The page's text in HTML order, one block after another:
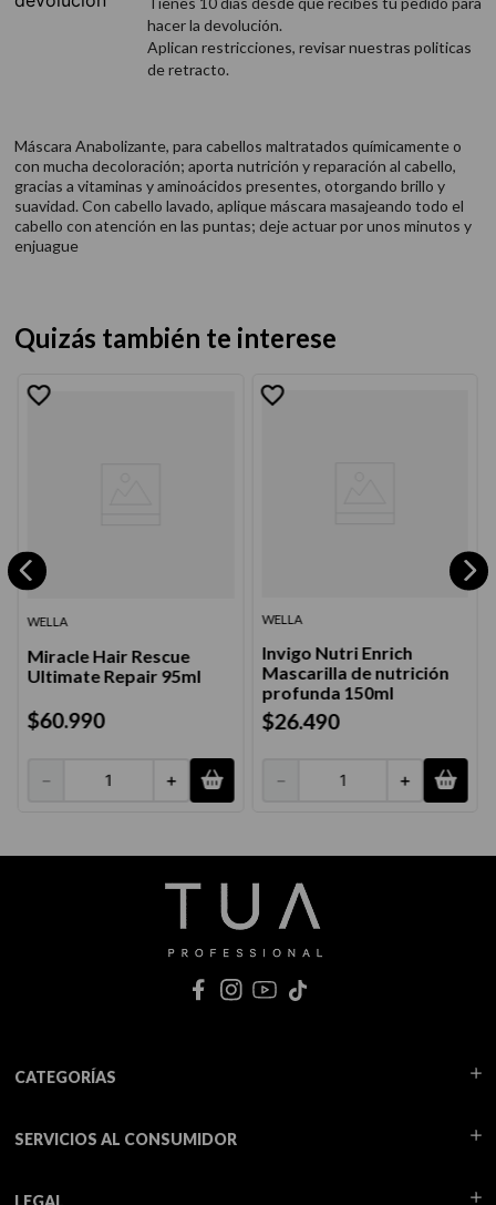
hacer la devolución.
Aplican restricciones, revisar nuestras politicas
de retracto.
Máscara Anabolizante, para cabellos maltratados químicamente o
con mucha decoloración; aporta nutrición y reparación al cabello,
gracias a vitaminas y aminoácidos presentes, otorgando brillo y
suavidad. Con cabello lavado, aplique máscara masajeando todo el
cabello con atención en las puntas; deje actuar por unos minutos y
enjuague
Quizás también te interese
WELLA
Miracle Hair Rescue
Ultimate Repair 95ml
$60.990
＋
－
WELLA
Invigo Nutri Enrich
Mascarilla de nutrición
profunda 150ml
$26.490
＋
－
CATEGORÍAS
SERVICIOS AL CONSUMIDOR
LEGAL